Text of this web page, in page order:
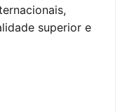
superior e